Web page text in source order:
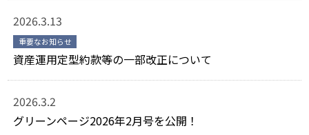
2026.3.13
重要なお知らせ
資産運用定型約款等の一部改正について
2026.3.2
グリーンページ2026年2月号を公開！